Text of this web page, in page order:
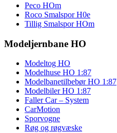
Peco HOm
Roco Smalspor H0e
Tillig Smalspor HOm
Modeljernbane HO
Modeltog HO
Modelhuse HO 1:87
Modelbanetilbebør HO 1:87
Modelbiler HO 1:87
Faller Car – System
CarMotion
Sporvogne
Røg og røgvæske